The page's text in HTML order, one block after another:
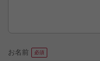
お名前